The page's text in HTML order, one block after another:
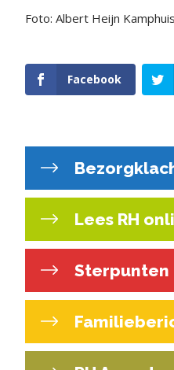
Foto: Albert Heijn Kamphuis
Facebook
Lees RH
Sterpunten